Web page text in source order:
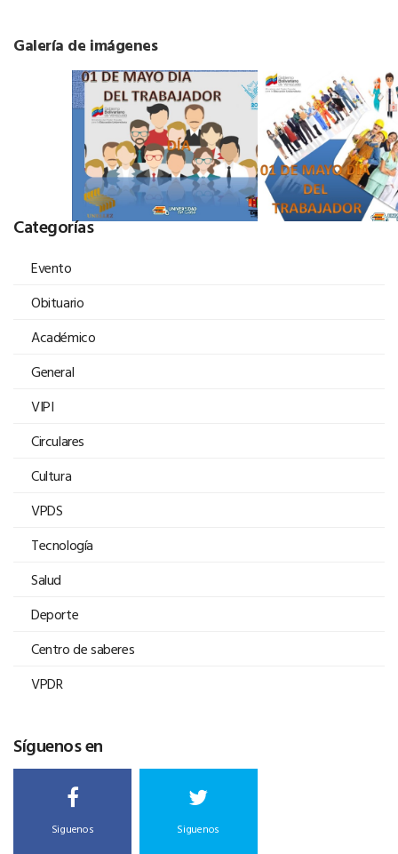
Galería de imágenes
Categorías
Evento
Obituario
Académico
General
VIPI
Circulares
Cultura
VPDS
Tecnología
Salud
Deporte
Centro de saberes
VPDR
Síguenos en
Siguenos Siguenos